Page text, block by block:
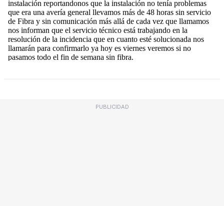
PUBLICIDAD